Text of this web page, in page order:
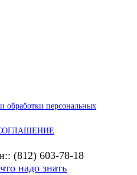
персональных
(812) 603-78-18
надо знать